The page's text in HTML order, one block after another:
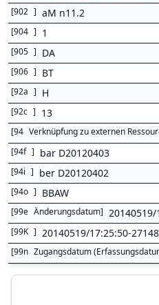
[902 ] aM n11.2
[904 ] 1
[905 ] DA
[906 ] BT
[92a ] H
[92c ] 13
[94 Verknüpfung zu externen
[94f ] bar D20120403
[94i ] ber D20120402
[94o ] BBAW
[99e Änderungsdatum]
[99K ] 20140519/17:25:50-
[99n Zugangsdatum